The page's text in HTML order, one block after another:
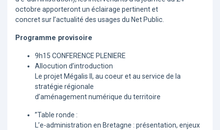
octobre apporteront un éclairage pertinent et
concret sur l’actualité des usages du Net Public.
Programme provisoire
9h15 CONFERENCE PLENIERE
Allocution d’introduction
Le projet Mégalis II, au coeur et au service de la
stratégie régionale
d’aménagement numérique du territoire
’’Table ronde :
L’e-administration en Bretagne : présentation, enjeux